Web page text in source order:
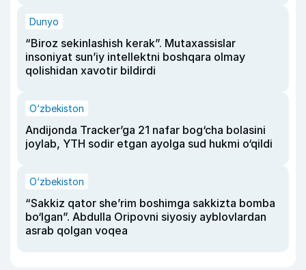
Dunyo
“Biroz sekinlashish kerak”. Mutaxassislar
insoniyat sun’iy intellektni boshqara olmay
qolishidan xavotir bildirdi
O‘zbekiston
Andijonda Tracker’ga 21 nafar bog‘cha bolasini
joylab, YTH sodir etgan ayolga sud hukmi o‘qildi
O‘zbekiston
“Sakkiz qator she’rim boshimga sakkizta bomba
bo‘lgan”. Abdulla Oripovni siyosiy ayblovlardan
asrab qolgan voqea